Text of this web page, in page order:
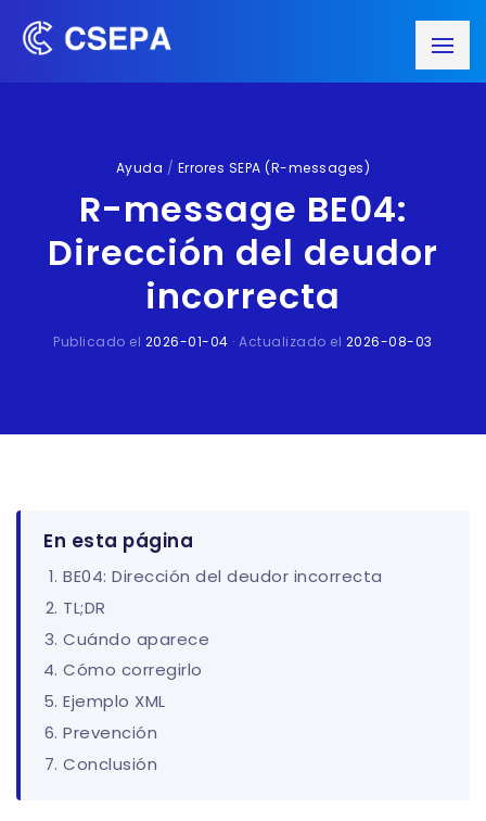
Ayuda / Errores SEPA (R-messages)
R-message BE04:
Dirección del deudor
incorrecta
Publicado el 2026-01-04 · Actualizado el 2026-08-03
En esta página
BE04: Dirección del deudor incorrecta
TL;DR
Cuándo aparece
Cómo corregirlo
Ejemplo XML
Prevención
Conclusión